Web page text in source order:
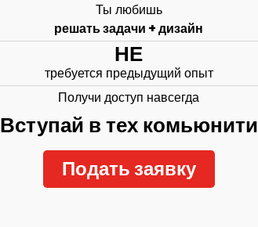
Ты любишь
решать задачи + дизайн
НЕ
требуется предыдущий опыт
Получи доступ навсегда
Вступай в тех комьюнити
Подать заявку